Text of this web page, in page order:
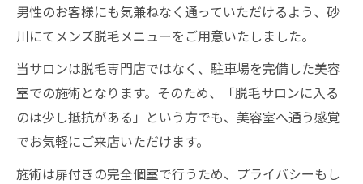
男性のお客様にも気兼ねなく通っていただけるよう、砂
川にてメンズ脱毛メニューをご用意いたしました。
当サロンは脱毛専門店ではなく、駐車場を完備した美容
室での施術となります。そのため、「脱毛サロンに入る
のは少し抵抗がある」という方でも、美容室へ通う感覚
でお気軽にご来店いただけます。
施術は扉付きの完全個室で行うため、プライバシーもし